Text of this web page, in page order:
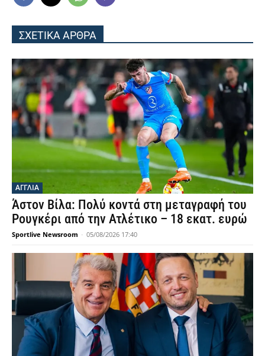
ΣΧΕΤΙΚΑ ΑΡΘΡΑ
ΑΓΓΛΙΑ
Άστον Βίλα: Πολύ κοντά στη μεταγραφή του
Ρουγκέρι από την Ατλέτικο – 18 εκατ. ευρώ
Sportlive Newsroom - 05/08/2026 17:40